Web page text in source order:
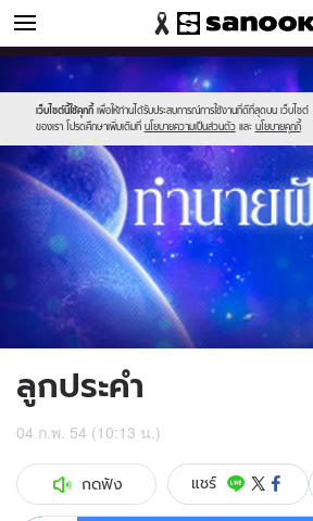
ดูดวง
เว็บไซต์นี้ใช้คุกกี้ เพื่อให้ท่านได้รับประสบการณ์การใช้งานที่ดีที่สุดบน เว็บไซต์
ของเรา โปรดศึกษาเพิ่มเติมที่ นโยบายความเป็นส่วนตัว และ นโยบายคุกกี้
Sanook
//s.isanook.com/sr/0/images/logo-
new-
sanook.png
//s.isanook.com/ho/0/ud/1/7389/g_300x200.jpg
ลูกประคำ
04 ก.พ. 54 (10:13 น.)
กดฟัง แชร์